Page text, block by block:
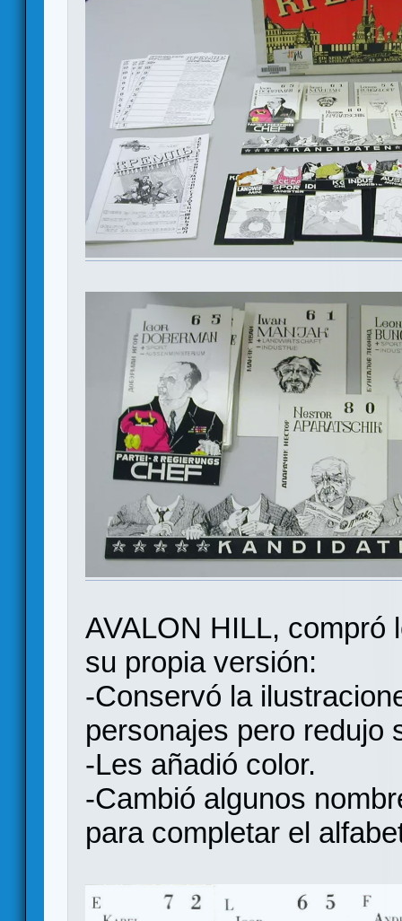
AVALON HILL, compró
su propia versión:
-Conservó la
personajes pero redujo
-Les añadió color.
-Cambió algunos
para completar el